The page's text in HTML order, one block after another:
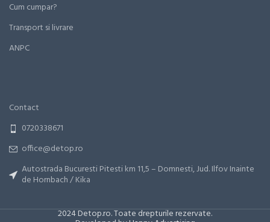
Cum cumpar?
Transport si livrare
ANPC
Contact
0720338671
office@detop.ro
Autostrada Bucuresti Pitesti km 11,5 – Domnesti, Jud. Ilfov Inainte
de Hornbach / Kika
2024 Detop.ro. Toate drepturile rezervate.